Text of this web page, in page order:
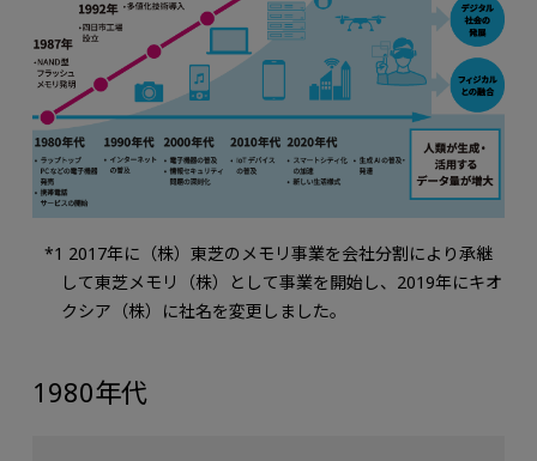
*1 2017年に（株）東芝のメモリ事業を会社分割により承継
して東芝メモリ（株）として事業を開始し、2019年にキオ
クシア（株）に社名を変更しました。
1980年代